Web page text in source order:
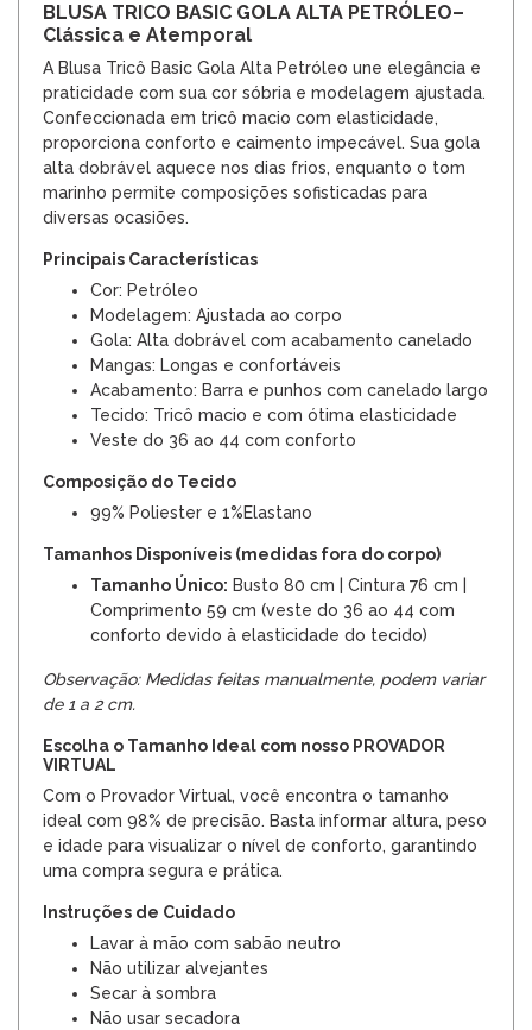
BLUSA TRICO BASIC GOLA ALTA PETRÓLEO–
Clássica e Atemporal
A Blusa Tricô Basic Gola Alta Petróleo une elegância e
praticidade com sua cor sóbria e modelagem ajustada.
Confeccionada em tricô macio com elasticidade,
proporciona conforto e caimento impecável. Sua gola
alta dobrável aquece nos dias frios, enquanto o tom
marinho permite composições sofisticadas para
diversas ocasiões.
Principais Características
Cor: Petróleo
Modelagem: Ajustada ao corpo
Gola: Alta dobrável com acabamento canelado
Mangas: Longas e confortáveis
Acabamento: Barra e punhos com canelado largo
Tecido: Tricô macio e com ótima elasticidade
Veste do 36 ao 44 com conforto
Composição do Tecido
99% Poliester e 1%Elastano
Tamanhos Disponíveis (medidas fora do corpo)
Tamanho Único: Busto 80 cm | Cintura 76 cm |
Comprimento 59 cm (veste do 36 ao 44 com
conforto devido à elasticidade do tecido)
Observação: Medidas feitas manualmente, podem variar
de 1 a 2 cm.
Escolha o Tamanho Ideal com nosso PROVADOR
VIRTUAL
Com o Provador Virtual, você encontra o tamanho
ideal com 98% de precisão. Basta informar altura, peso
e idade para visualizar o nível de conforto, garantindo
uma compra segura e prática.
Instruções de Cuidado
Lavar à mão com sabão neutro
Não utilizar alvejantes
Secar à sombra
Não usar secadora